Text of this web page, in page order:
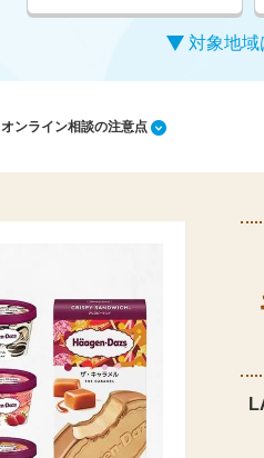
対象地域
ンライン相談の注意点